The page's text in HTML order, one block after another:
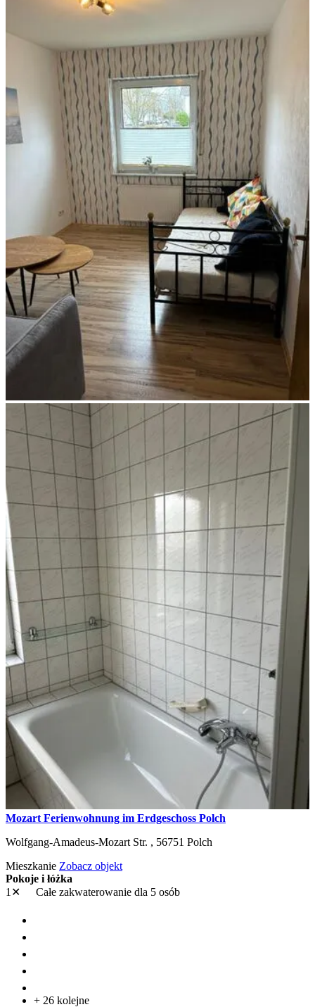
Mozart Ferienwohnung im Erdgeschoss Polch
Wolfgang-Amadeus-Mozart Str. , 56751 Polch
Mieszkanie Zobacz objekt
Pokoje i łóżka
1✕
Całe zakwaterowanie dla 5 osób
+ 26 kolejne